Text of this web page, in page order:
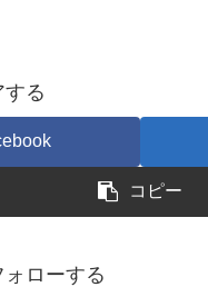
する
コピー
ローする